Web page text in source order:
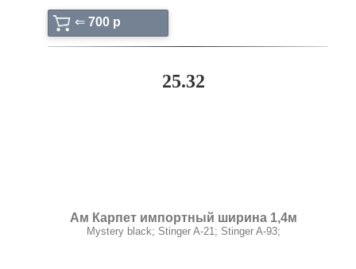
⇐ 700 p
25.32
Ам Карпет импортный ширина 1,4м
Mystery black; Stinger A-21; Stinger A-93;